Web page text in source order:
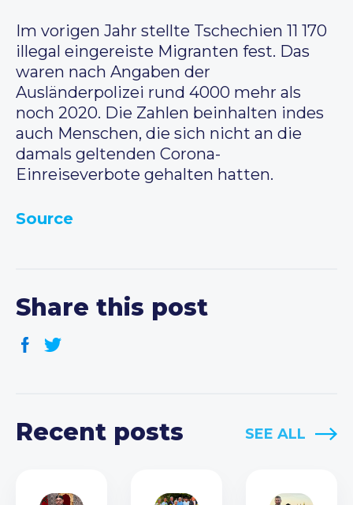
Im vorigen Jahr stellte Tschechien 11 170
illegal eingereiste Migranten fest. Das
waren nach Angaben der
Ausländerpolizei rund 4000 mehr als
noch 2020. Die Zahlen beinhalten indes
auch Menschen, die sich nicht an die
damals geltenden Corona-
Einreiseverbote gehalten hatten.
Source
Share this post
Recent posts SEE ALL